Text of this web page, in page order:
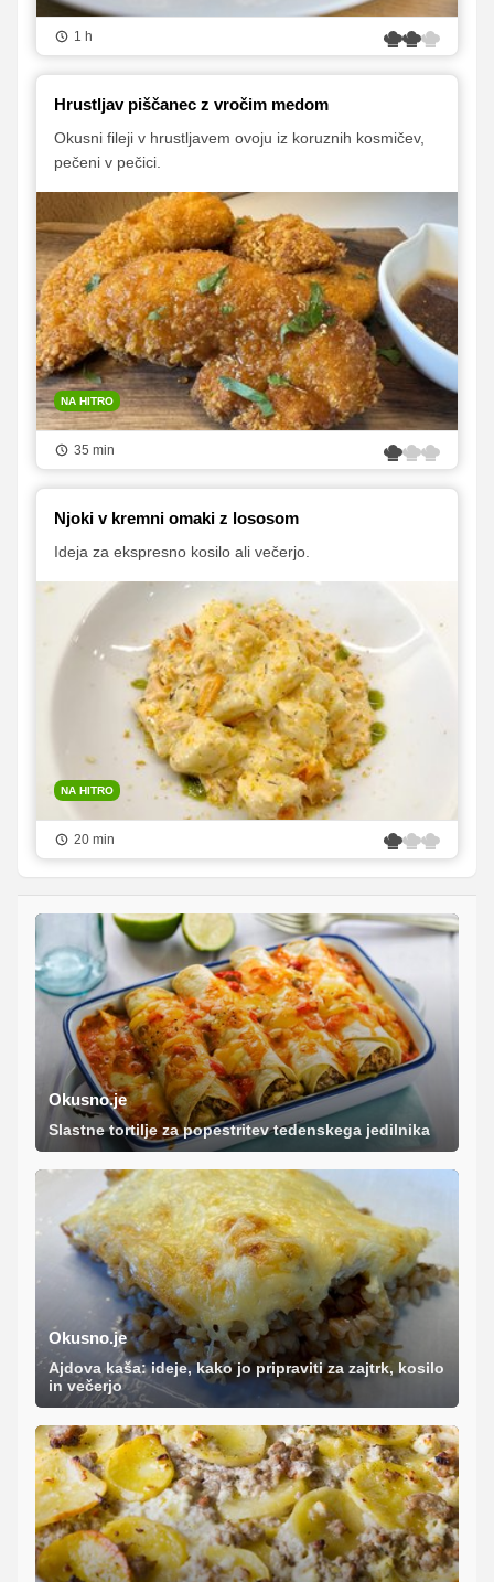
1 h
Hrustljav piščanec z vročim medom
Okusni fileji v hrustljavem ovoju iz koruznih kosmičev,
pečeni v pečici.
NA HITRO
35 min
Njoki v kremni omaki z lososom
Ideja za ekspresno kosilo ali večerjo.
NA HITRO
20 min
Okusno.je
Slastne tortilje za popestritev tedenskega jedilnika
Okusno.je
Ajdova kaša: ideje, kako jo pripraviti za zajtrk, kosilo
in večerjo